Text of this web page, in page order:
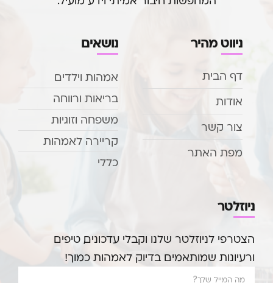
ניווט מהיר
דף הבית
אודות
צור קשר
מפת האתר
נושאים
אמהות וילדים
בריאות ורווחה
משפחה וזוגיות
קריירה לאמהות
כללי
ניוזלטר
הצטרפי לניוזלטר שלנו וקבלי עדכונים, טיפים
ורעיונות שמותאמים בדיוק לאמהות כמוך!